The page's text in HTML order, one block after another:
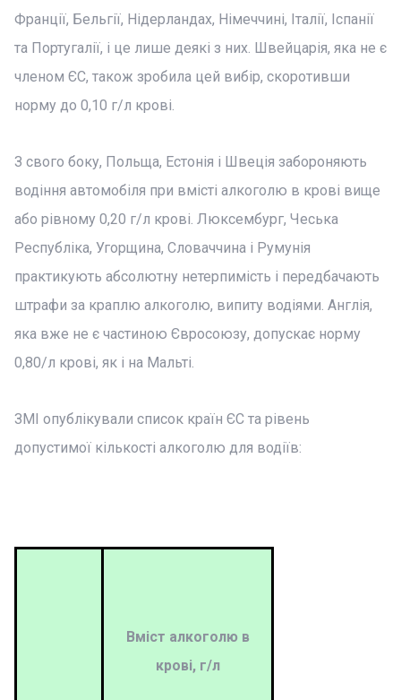
Франції, Бельгії, Нідерландах, Німеччині, Італії, Іспанії
та Португалії, і це лише деякі з них. Швейцарія, яка не є
членом ЄС, також зробила цей вибір, скоротивши
норму до 0,10 г/л крові.
З свого боку, Польща, Естонія і Швеція забороняють
водіння автомобіля при вмісті алкоголю в крові вище
або рівному 0,20 г/л крові. Люксембург, Чеська
Республіка, Угорщина, Словаччина і Румунія
практикують абсолютну нетерпимість і передбачають
штрафи за краплю алкоголю, випиту водіями. Англія,
яка вже не є частиною Євросоюзу, допускає норму
0,80/л крові, як і на Мальті.
ЗМІ опублікували список країн ЄС та рівень
допустимої кількості алкоголю для водіїв:
Вміст алкоголю в
крові, г/л